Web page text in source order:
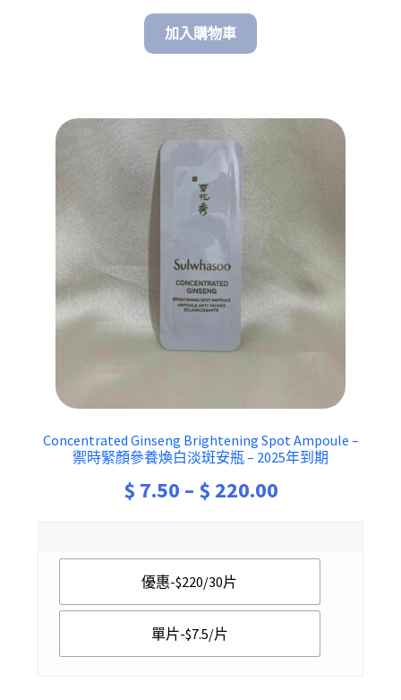
加入購物車
Concentrated Ginseng Brightening Spot Ampoule –
禦時緊顏參養煥白淡斑安瓶 – 2025年到期
$ 7.50 – $ 220.00Price
$ 7.50
優惠-$220/30片
單片-$7.5/片